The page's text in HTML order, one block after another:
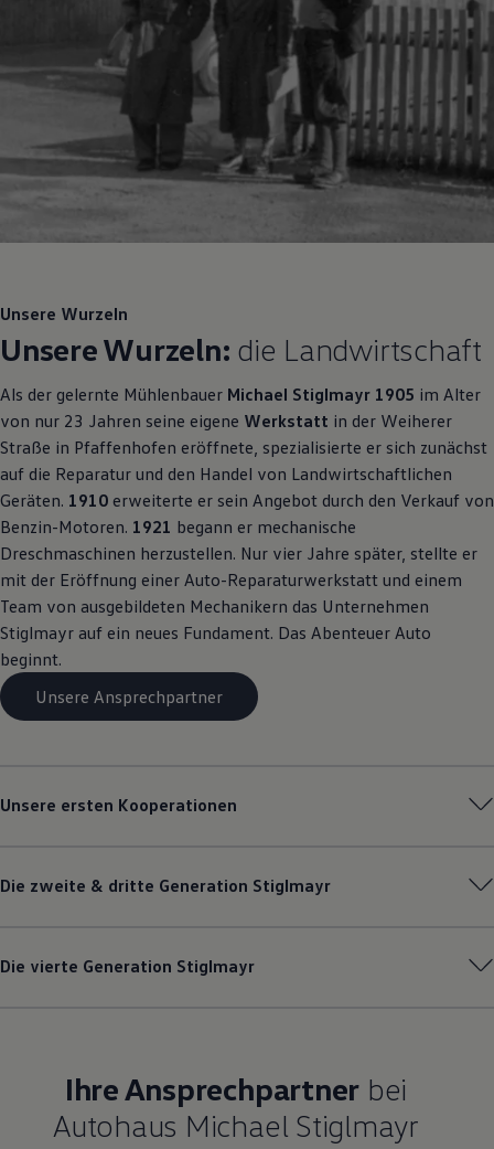
Unsere Wurzeln
Unsere Wurzeln: die Landwirtschaft
Als der gelernte Mühlenbauer Michael Stiglmayr 1905 im Alter
von nur 23 Jahren seine eigene Werkstatt in der Weiherer
Straße in Pfaffenhofen eröffnete, spezialisierte er sich zunächst
auf die Reparatur und den Handel von Landwirtschaftlichen
Geräten. 1910 erweiterte er sein Angebot durch den Verkauf von
Benzin-Motoren. 1921 begann er mechanische
Dreschmaschinen herzustellen. Nur vier Jahre später, stellte er
mit der Eröffnung einer Auto-Reparaturwerkstatt und einem
Team von ausgebildeten Mechanikern das Unternehmen
Stiglmayr auf ein neues Fundament. Das Abenteuer Auto
beginnt.
Unsere Ansprechpartner
Unsere ersten Kooperationen
Die zweite & dritte Generation Stiglmayr
Die vierte Generation Stiglmayr
Ihre Ansprechpartner bei
Autohaus Michael Stiglmayr